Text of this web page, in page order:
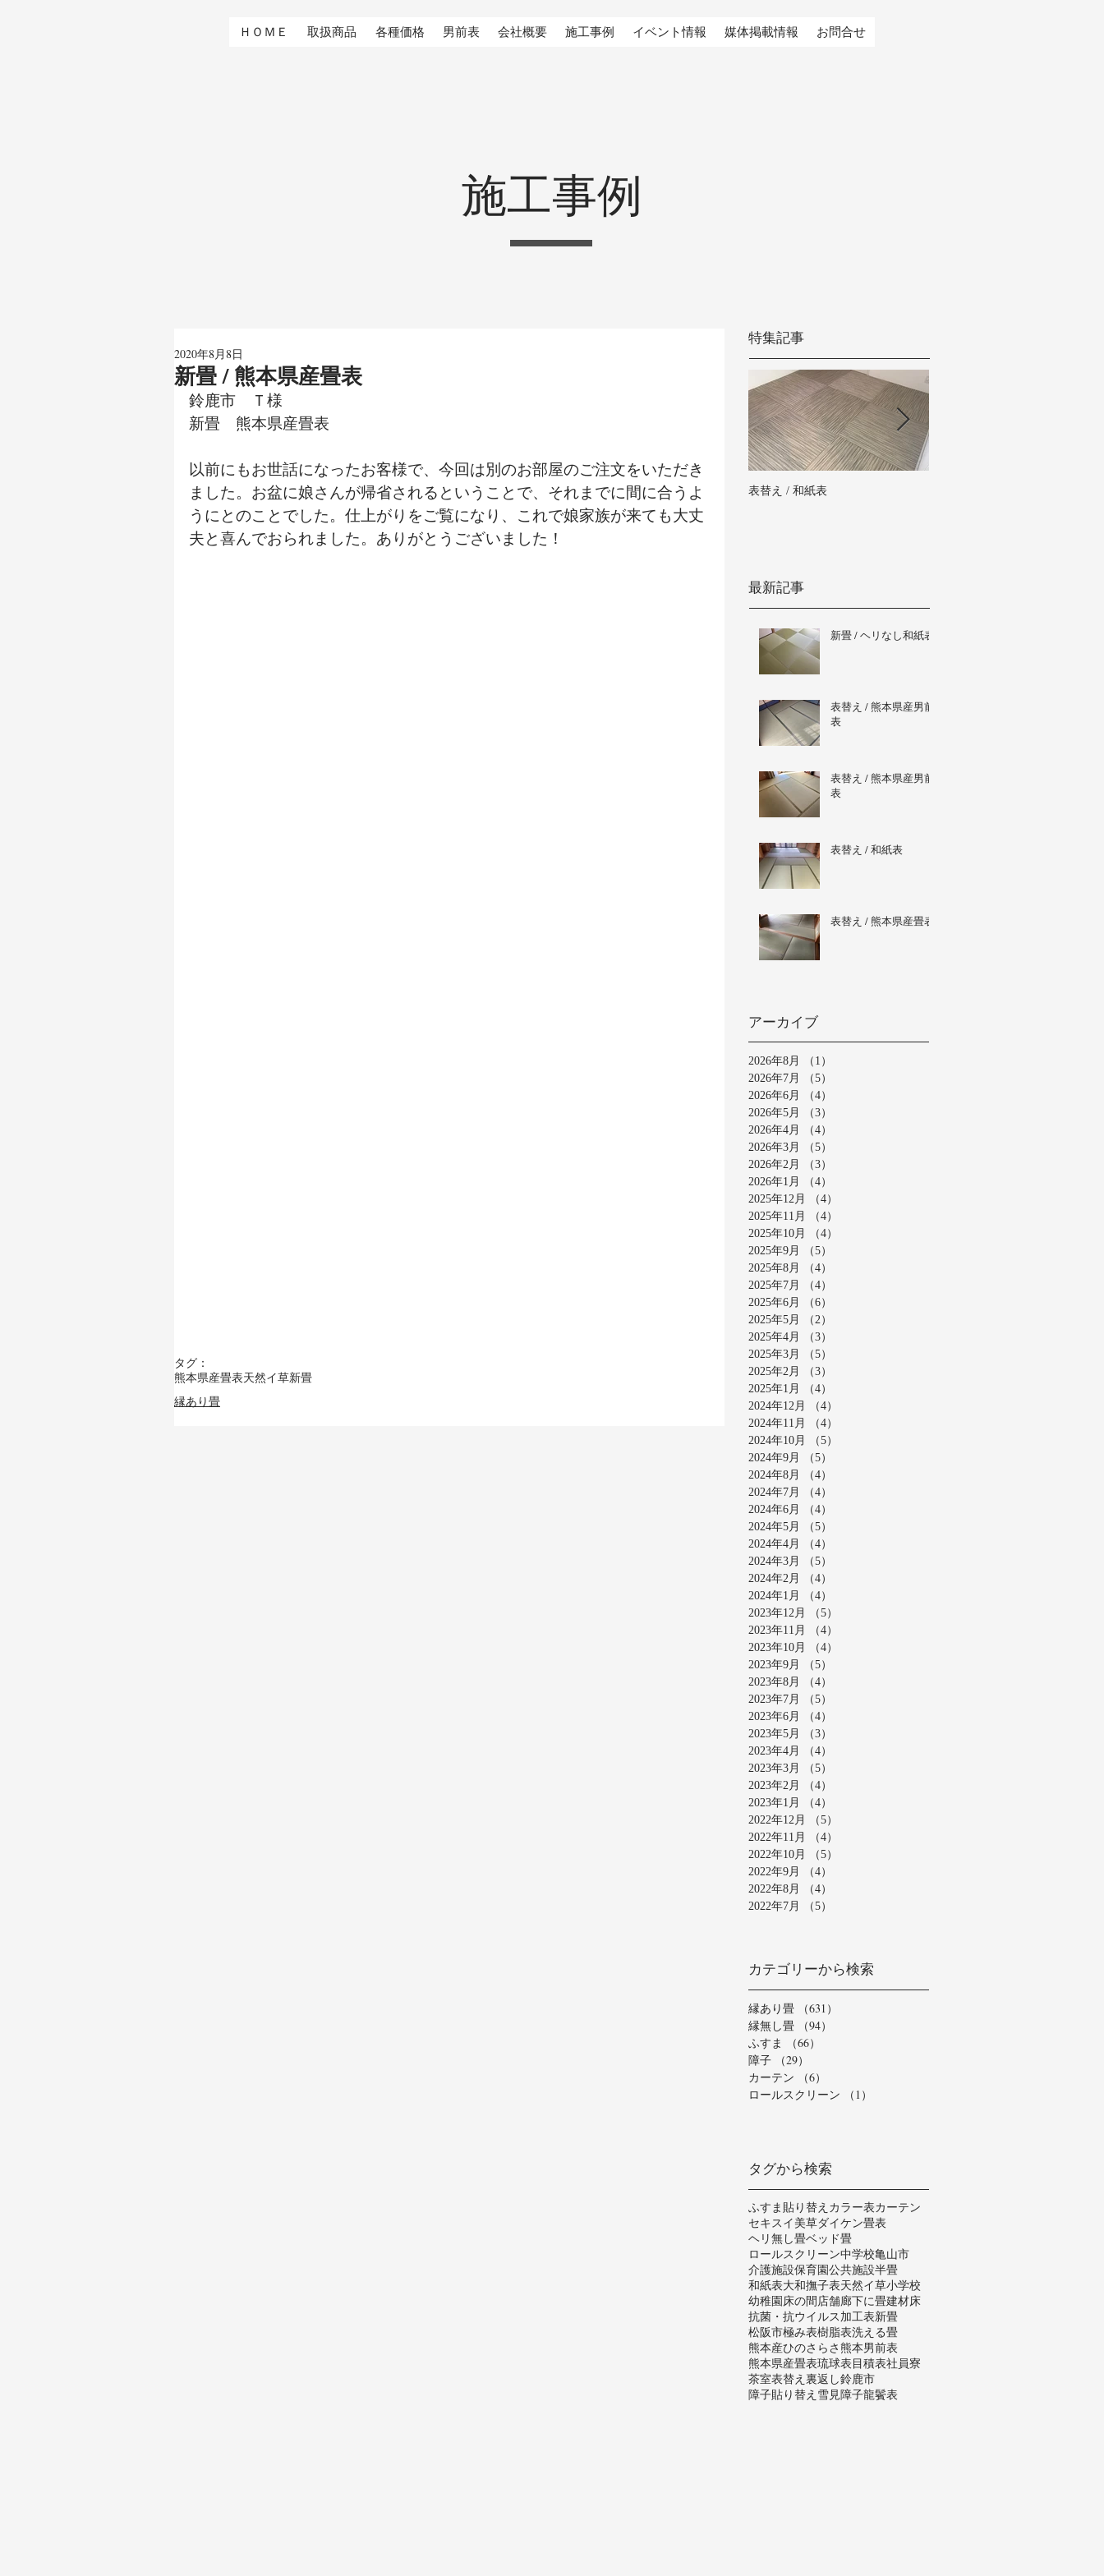
ＨＯＭＥ 取扱商品 各種価格 男前表 会社概要 施工事例 イベント情報 媒体掲載情報 お問合せ
施工事例
新畳 / 熊本県産畳表
2020年8月8日
鈴鹿市　Ｔ様
新畳　熊本県産畳表
以前にもお世話になったお客様で、今回は別のお部屋のご注文をいただき
ました。お盆に娘さんが帰省されるということで、それまでに間に合うよ
うにとのことでした。仕上がりをご覧になり、これで娘家族が来ても大丈
夫と喜んでおられました。ありがとうございました！
タグ：
熊本県産畳表天然イ草新畳
縁あり畳
特集記事
表替え / 和紙表
最新記事
新畳 / ヘリなし和紙表
表替え / 熊本県産男前
表
表替え / 熊本県産男前
表
表替え / 和紙表
表替え / 熊本県産畳表
アーカイブ
2026年8月 （1）
2026年7月
（5）
2026年6月
（4）
2026年5月
（3）
2026年4月
（4）
2026年3月
（5）
2026年2月
（3）
2026年1月
（4）
2025年12月
（4）
2025年11月
（4）
2025年10月
（4）
2025年9月
（5）
2025年8月
（4）
2025年7月
（4）
2025年6月
（6）
2025年5月
（2）
2025年4月
（3）
2025年3月
（5）
2025年2月
（3）
2025年1月
（4）
2024年12月
（4）
2024年11月
（4）
2024年10月
（5）
2024年9月
（5）
2024年8月
（4）
2024年7月
（4）
2024年6月
（4）
2024年5月
（5）
2024年4月
（4）
2024年3月
（5）
2024年2月
（4）
2024年1月
（4）
2023年12月
（5）
2023年11月
（4）
2023年10月
（4）
2023年9月
（5）
2023年8月
（4）
2023年7月
（5）
2023年6月
（4）
2023年5月
（3）
2023年4月
（4）
2023年3月
（5）
2023年2月
（4）
2023年1月
（4）
2022年12月
（5）
2022年11月
（4）
2022年10月
（5）
2022年9月
（4）
2022年8月
（4）
2022年7月
（5）
カテゴリーから検索
縁あり畳 （631）
縁無し畳
（94）
ふすま
（66）
障子
（29）
カーテン
（6）
ロールスクリーン
（1）
タグから検索
ふすま貼り替え カラー表カーテン
セキスイ美草ダイケン畳表
ヘリ無し畳ベッド畳
ロールスクリーン中学校亀山市
介護施設保育園公共施設半畳
和紙表大和撫子表天然イ草小学校
幼稚園床の間店舗廊下に畳建材床
抗菌・抗ウイルス加工表新畳
松阪市極み表樹脂表洗える畳
熊本産ひのさらさ熊本男前表
熊本県産畳表琉球表目積表社員寮
茶室表替え 裏返し鈴鹿市
障子貼り替え 雪見障子龍鬢表